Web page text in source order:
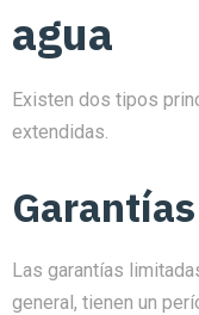
agua
Existen dos tipos
extendidas.
Las garantías
general, tienen un